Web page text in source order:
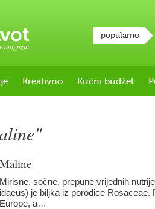
magazin
popularno
Kreativno Kućni budžet
Maline
Mirisne, sočne, prepune vrijednih
idaeus) je biljka iz porodice Rosaceae.
Europe, a…